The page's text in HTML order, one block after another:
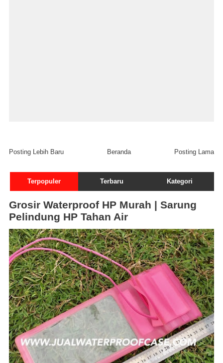
Posting Lebih Baru Posting Lama
Beranda
Terpopuler Terbaru Kategori
Grosir Waterproof HP Murah | Sarung
Pelindung HP Tahan Air